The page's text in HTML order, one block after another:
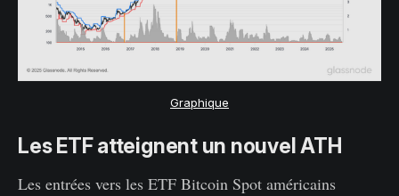
Graphique
Les ETF atteignent un nouvel ATH
Les entrées vers les ETF Bitcoin Spot américains